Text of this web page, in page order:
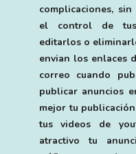
complicaciones,
el control de
editarlos o
envian los enlaces
correo cuando
publicar anuncios
mejor tu
tus videos de
atractivo tu